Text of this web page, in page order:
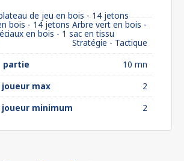
de jeu en bois - 14 jetons
bois - 14 jetons Arbre vert en bois -
en bois - 1 sac en tissu
Stratégie - Tactique
partie
10 mn
max
2
minimum
2